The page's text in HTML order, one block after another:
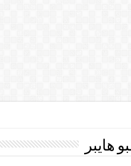
هايبر